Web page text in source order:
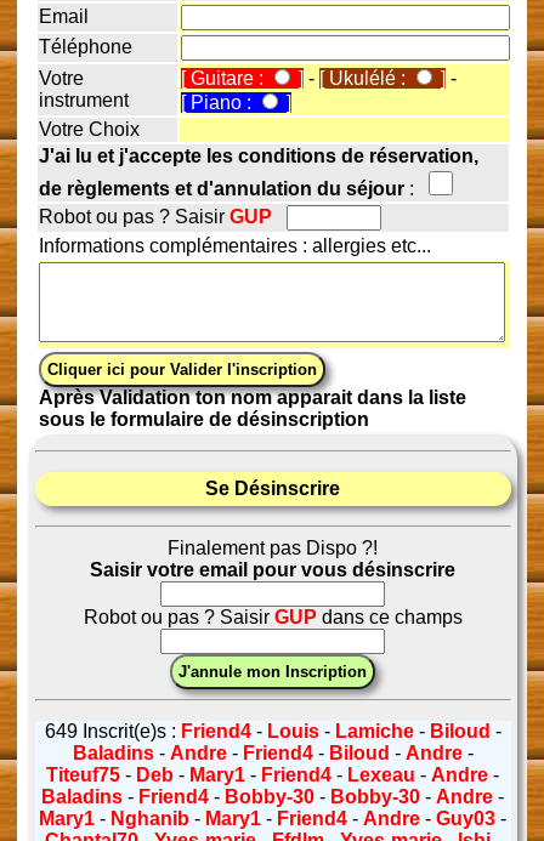
Email
Téléphone
Votre
instrument
[ Guitare : ] - [ Ukulélé : ] -
[ Piano :
]
Votre Choix
J'ai lu et j'accepte les conditions de réservation,
de règlements et d'annulation du séjour:
Robot ou pas ? Saisir GUP
Informations complémentaires : allergies etc...
Après Validation ton nom apparait dans la liste
sous le formulaire de désinscription
Se Désinscrire
Finalement pas Dispo ?!
Saisir votre email pour vous désinscrire
Robot ou pas ? Saisir GUP dans ce champs
649 Inscrit(e)s : Friend4- Louis- Lamiche- Biloud -
Baladins- Andre- Friend4- Biloud - Andre-
Titeuf75 - Deb - Mary1 - Friend4 - Lexeau -Andre -
Baladins - Friend4 - Bobby-30 - Bobby-30 -Andre -
Mary1 - Nghanib - Mary1 - Friend4 -Andre -Guy03 -